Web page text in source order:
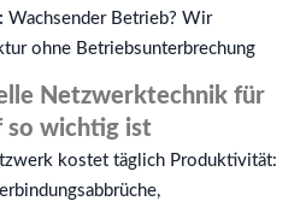
Wachsender Betrieb? Wir
ohne Betriebsunterbrechung
Netzwerktechnik für
so wichtig ist
kostet täglich Produktivität: